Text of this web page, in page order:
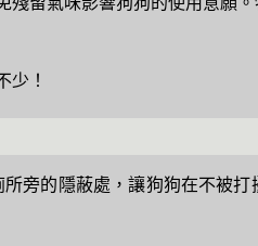
少！
旁的隱蔽處，讓狗狗在不被